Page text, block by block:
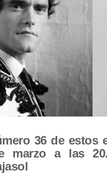
36 de estos
marzo a las